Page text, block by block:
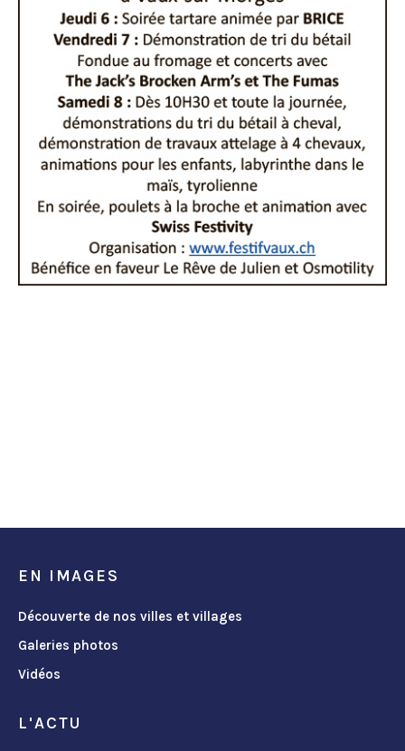
EN IMAGES
Découverte de nos villes et villages
Galeries photos
Vidéos
L'ACTU